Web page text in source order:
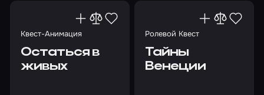
Квест-Анимация
Остаться в
живых
Ролевой Квест
Тайны
Венеции